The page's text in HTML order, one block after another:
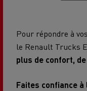
Pour répondre à
le Renault Trucks
plus de confort,
Faites confiance